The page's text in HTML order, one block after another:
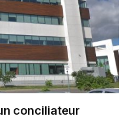
conciliateur